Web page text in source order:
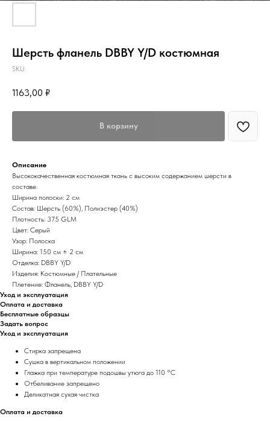
Шерсть фланель DBBY Y/D костюмная
SKU:
1163,00 ₽
В корзину
Описание
Высококачественная костюмная ткань с высоким содержанием шерсти в
составе.
Ширина полоски: 2 см
Состав: Шерсть (60%), Полиэстер (40%)
Плотность: 375 GLM
Цвет: Серый
Узор: Полоска
Ширина: 150 см ± 2 см
Отделка: DBBY Y/D
Изделия: Костюмные / Плательные
Плетение: Фланель, DBBY Y/D
Уход и эксплуатация
Оплата и доставка
Бесплатные образцы
Задать вопрос
Уход и эксплуатация
Стирка запрещена
Сушка в вертикальном положении
Глажка при температуре подошвы утюга до 110 °C
Отбеливание запрещено
Деликатная сухая чистка
Оплата и доставка